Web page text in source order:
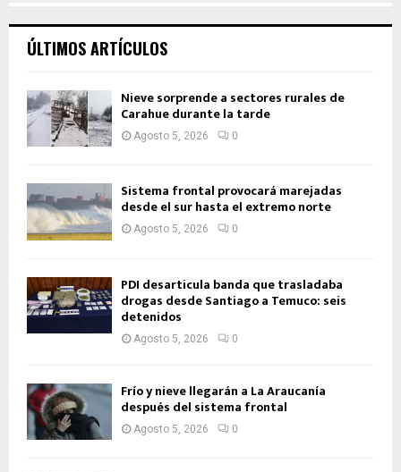
ÚLTIMOS ARTÍCULOS
Nieve sorprende a sectores rurales de
Carahue durante la tarde
Agosto 5, 2026 0
Sistema frontal provocará marejadas
desde el sur hasta el extremo norte
Agosto 5, 2026 0
PDI desarticula banda que trasladaba
drogas desde Santiago a Temuco: seis
detenidos
Agosto 5, 2026 0
Frío y nieve llegarán a La Araucanía
después del sistema frontal
Agosto 5, 2026 0